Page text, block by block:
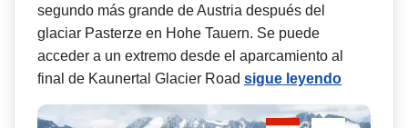
segundo más grande de Austria después del
glaciar Pasterze en Hohe Tauern. Se puede
acceder a un extremo desde el aparcamiento al
final de Kaunertal Glacier Road sigue leyendo